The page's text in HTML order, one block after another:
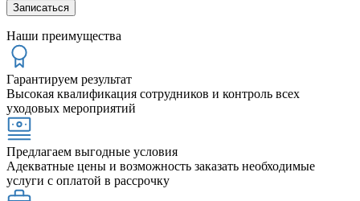
Наши преимущества
Гарантируем результат
Высокая квалификация сотрудников и контроль всех
уходовых мероприятий
Предлагаем выгодные условия
Адекватные цены и возможность заказать необходимые
услуги с оплатой в рассрочку